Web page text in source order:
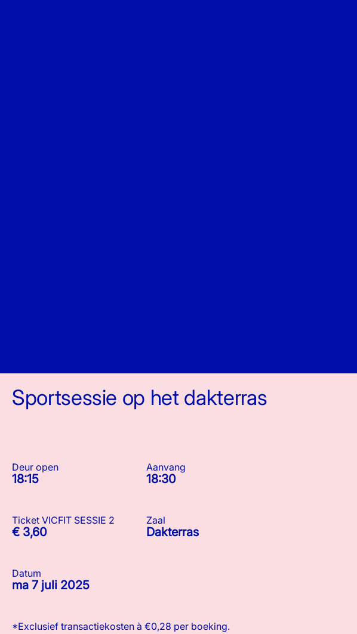
Sportsessie op het dakterras
Deur open
18:15
Aanvang
18:30
Ticket VICFIT SESSIE 2
€ 3,60
Zaal
Dakterras
Datum
ma 7 juli 2025
*Exclusief transactiekosten à €0,28 per boeking.